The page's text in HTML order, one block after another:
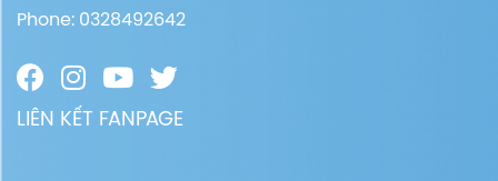
Phone: 0328492642
LIÊN KẾT FANPAGE